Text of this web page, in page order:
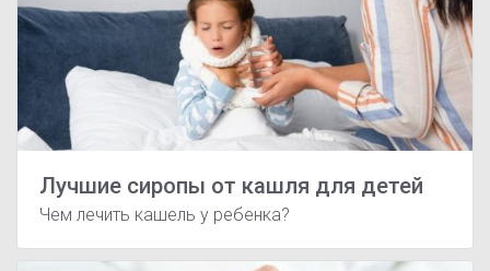
Лучшие сиропы от кашля для детей
Чем лечить кашель у ребенка?